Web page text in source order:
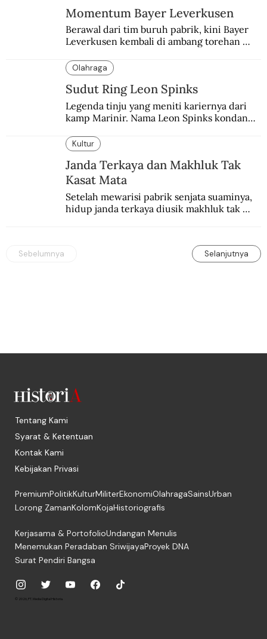
Momentum Bayer Leverkusen
Berawal dari tim buruh pabrik, kini Bayer
Leverkusen kembali di ambang torehan
“Neverkusen”.
Olahraga
Sudut Ring Leon Spinks
Legenda tinju yang meniti kariernya dari
kamp Marinir. Nama Leon Spinks kondang
Muhammad Ali.
Kultur
Janda Terkaya dan Makhluk Tak
Kasat Mata
Setelah mewarisi pabrik senjata suaminya,
hidup janda terkaya diusik makhluk tak
Sebelumnya Selanjutnya
Tentang Kami
Syarat & Ketentuan
Kontak Kami
Kebijakan Privasi
PremiumPolitikKulturMiliterEkonomiOlahragaSainsUrban
Lorong ZamanKolomKojaHistoriografis
Kerjasama & PortofolioUndangan Menulis
Menemukan Peradaban SriwijayaProyek DNA
Surat Pendiri Bangsa
© 2026, PT. Media Digital Historia.